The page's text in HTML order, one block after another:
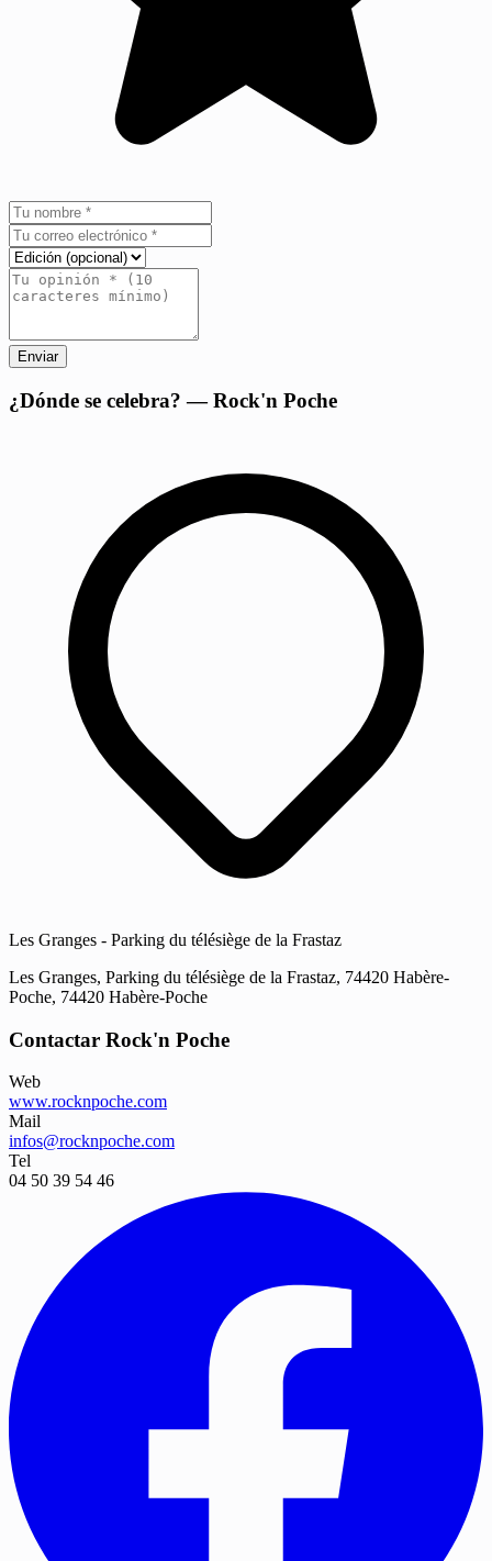
Enviar
¿Dónde se celebra? — Rock'n Poche
Les Granges - Parking du télésiège de la Frastaz
Les Granges, Parking du télésiège de la Frastaz, 74420 Habère-
Poche, 74420 Habère-Poche
Contactar Rock'n Poche
Web
www.rocknpoche.com
Mail
infos@rocknpoche.com
Tel
04 50 39 54 46